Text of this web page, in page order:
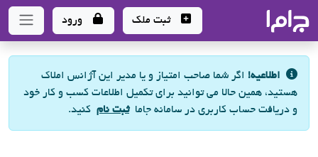
- سامانه جامع املاک و مشاورین املاک
ثبت ملک ورود
اطلاعیه! اگر شما صاحب امتیاز و یا مدیر این آژانس املاک
هستید، همین حالا می توانید برای تکمیل اطلاعات کسب و کار خود
و دریافت حساب کاربری در سامانه جاماثبت نام کنید.